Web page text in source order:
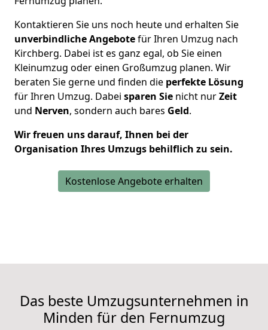
Kontaktieren Sie uns noch heute und erhalten Sie
unverbindliche Angebotefür Ihren Umzug nach
Kirchberg. Dabei ist es ganz egal, ob Sie einen
Kleinumzug oder einen Großumzug planen. Wir
beraten Sie gerne und finden die perfekte Lösung
für Ihren Umzug. Dabei sparen Sie nicht nurZeit
und Nerven, sondern auch bares Geld.
Wir freuen uns darauf, Ihnen bei der
Organisation Ihres Umzugs behilflich zu sein.
Kostenlose Angebote erhalten
Das beste Umzugsunternehmen in
Minden für den Fernumzug